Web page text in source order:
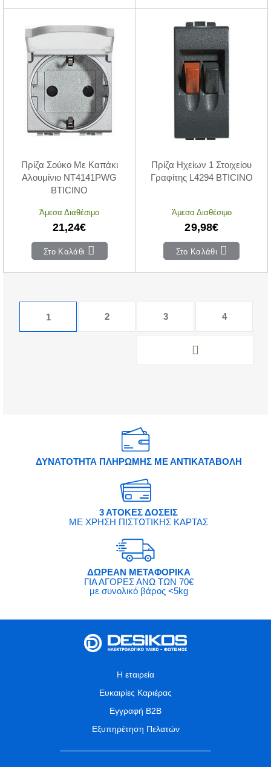
Πρίζα Σούκο Με Καπάκι
Αλουμίνιο NT4141PWG
BTICINO
Άμεσα Διαθέσιμο
21,24€
Στο Καλάθι
Πρίζα Ηχείων 1 Στοιχείου
Γραφίτης L4294 BTICINO
Άμεσα Διαθέσιμο
29,98€
Στο Καλάθι
1 2 3 4
ΔΥΝΑΤΟΤΗΤΑ ΠΛΗΡΩΜΗΣ ΜΕ ΑΝΤΙΚΑΤΑΒΟΛΗ
3 ΑΤΟΚΕΣ ΔΟΣΕΙΣ
ΜΕ ΧΡΗΣΗ ΠΙΣΤΩΤΙΚΗΣ ΚΑΡΤΑΣ
ΔΩΡΕΑΝ ΜΕΤΑΦΟΡΙΚΑ
ΓΙΑ ΑΓΟΡΕΣ ΑΝΩ ΤΩΝ 70€
με συνολικό βάρος <5kg
Η εταιρεία
Ευκαιρίες Καριέρας
Εγγραφή B2B
Εξυπηρέτηση Πελατών